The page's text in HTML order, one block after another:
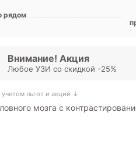
рядом
Внимание! Акция
Любое УЗИ со скидкой -25%
учетом льгот и акций ↓
мозга с